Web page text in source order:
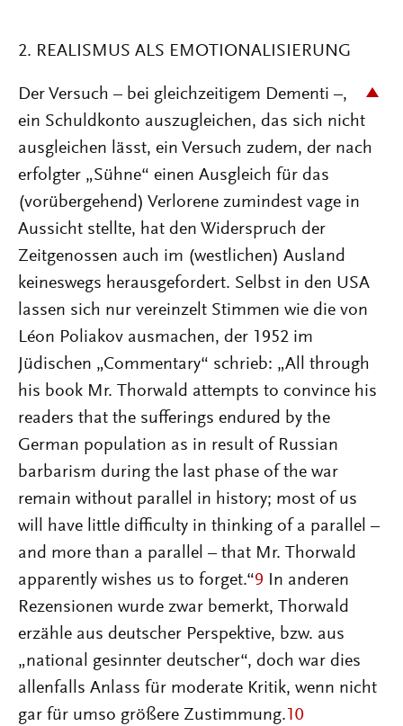
2. REALISMUS ALS EMOTIONALISIERUNG
Der Versuch – bei gleichzeitigem Dementi –,
ein Schuldkonto auszugleichen, das sich nicht
ausgleichen lässt, ein Versuch zudem, der nach
erfolgter „Sühne“ einen Ausgleich für das
(vorübergehend) Verlorene zumindest vage in
Aussicht stellte, hat den Widerspruch der
Zeitgenossen auch im (westlichen) Ausland
keineswegs herausgefordert. Selbst in den USA
lassen sich nur vereinzelt Stimmen wie die von
Léon Poliakov ausmachen, der 1952 im
Jüdischen „Commentary“ schrieb: „All through
his book Mr. Thorwald attempts to convince his
readers that the sufferings endured by the
German population as in result of Russian
barbarism during the last phase of the war
remain without parallel in history; most of us
will have little difficulty in thinking of a parallel –
and more than a parallel – that Mr. Thorwald
apparently wishes us to forget.“9 In anderen
Rezensionen wurde zwar bemerkt, Thorwald
erzähle aus deutscher Perspektive, bzw. aus
„national gesinnter deutscher“, doch war dies
allenfalls Anlass für moderate Kritik, wenn nicht
gar für umso größere Zustimmung. 10